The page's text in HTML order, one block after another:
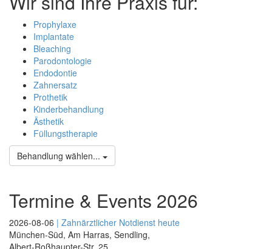
Prophylaxe
Implantate
Bleaching
Parodontologie
Endodontie
Zahnersatz
Prothetik
Kinderbehandlung
Ästhetik
Füllungstherapie
Behandlung wählen...
Termine & Events 2026
2026-08-06 | Zahnärztlicher Notdienst heute
München-Süd, Am Harras, Sendling,